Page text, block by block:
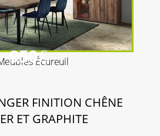
950€
FINITION CHÊNE
ET GRAPHITE